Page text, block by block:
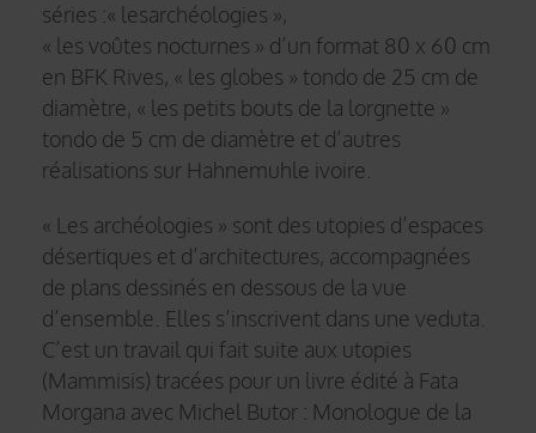
séries :« lesarchéologies »,
« les voûtes nocturnes » d’un format 80 x 60 cm
en BFK Rives, « les globes » tondo de 25 cm de
diamètre, « les petits bouts de la lorgnette »
tondo de 5 cm de diamètre et d’autres
réalisations sur Hahnemuhle ivoire.
« Les archéologies » sont des utopies d’espaces
désertiques et d’architectures, accompagnées
de plans dessinés en dessous de la vue
d’ensemble. Elles s’inscrivent dans une veduta.
C’est un travail qui fait suite aux utopies
(Mammisis) tracées pour un livre édité à Fata
Morgana avec Michel Butor : Monologue de la